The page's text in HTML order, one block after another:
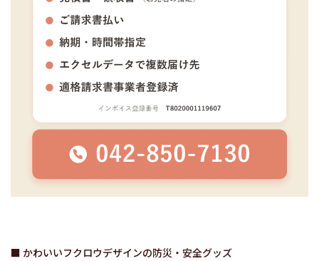
■ かわいいフクロウデザインの防災・安全グッズ